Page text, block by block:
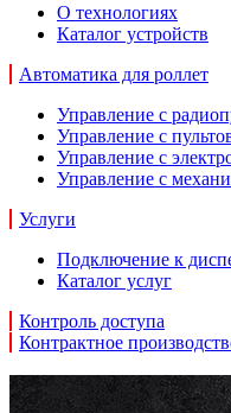
О технологиях
Каталог устройств
Автоматика для роллет
Управление с
Управление с
Управление с
Управление с
Услуги
Подключение к
Каталог услуг
Контроль доступа
Контрактное